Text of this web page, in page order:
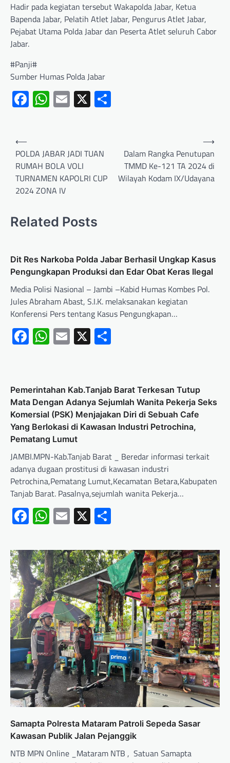
Hadir pada kegiatan tersebut Wakapolda Jabar, Ketua
Bapenda Jabar, Pelatih Atlet Jabar, Pengurus Atlet Jabar,
Pejabat Utama Polda Jabar dan Peserta Atlet seluruh Cabor
Jabar.
#Panji#
Sumber Humas Polda Jabar
Facebook
WhatsApp
Email
X
⟵
POLDA JABAR JADI TUAN
RUMAH BOLA VOLI
TURNAMEN KAPOLRI CUP
2024 ZONA IV
Dalam Rangka Penutupan
TMMD Ke-121 TA 2024 di
Wilayah Kodam IX/Udayana
⟶
Related Posts
Dit Res Narkoba Polda Jabar Berhasil Ungkap Kasus
Pengungkapan Produksi dan Edar Obat Keras Ilegal
Media Polisi Nasional – Jambi –Kabid Humas Kombes Pol.
Jules Abraham Abast, S.I.K. melaksanakan kegiatan
Konferensi Pers tentang Kasus Pengungkapan…
Facebook
WhatsApp
Email
X
Pemerintahan Kab.Tanjab Barat Terkesan Tutup
Mata Dengan Adanya Sejumlah Wanita Pekerja Seks
Komersial (PSK) Menjajakan Diri di Sebuah Cafe
Yang Berlokasi di Kawasan Industri Petrochina,
Pematang Lumut
JAMBI.MPN-Kab.Tanjab Barat _ Beredar informasi terkait
adanya dugaan prostitusi di kawasan industri
Petrochina,Pematang Lumut,Kecamatan Betara,Kabupaten
Tanjab Barat. Pasalnya,sejumlah wanita Pekerja…
Facebook
WhatsApp
Email
X
Samapta Polresta Mataram Patroli Sepeda Sasar
Kawasan Publik Jalan Pejanggik
NTB MPN Online _Mataram NTB , Satuan Samapta